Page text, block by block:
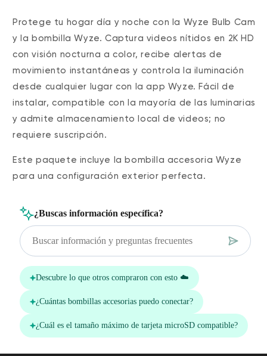
Protege tu hogar día y noche con la Wyze Bulb Cam
y la bombilla Wyze. Captura videos nítidos en 2K HD
con visión nocturna a color, recibe alertas de
movimiento instantáneas y controla la iluminación
desde cualquier lugar con la app Wyze. Fácil de
instalar, compatible con la mayoría de las luminarias
y admite almacenamiento local de videos; no
requiere suscripción.
Este paquete incluye la bombilla accesoria Wyze
para una configuración exterior perfecta.